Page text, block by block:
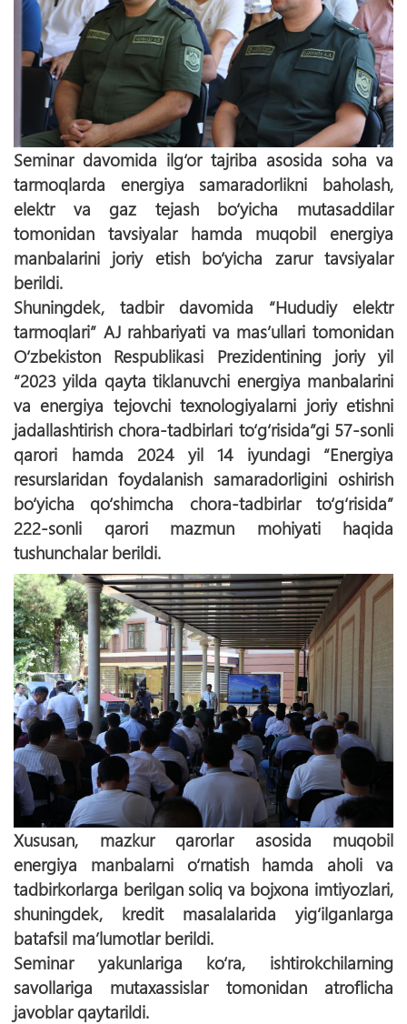
Seminar davomida ilg‘or tajriba asosida soha va
tarmoqlarda energiya samaradorlikni baholash,
elektr va gaz tejash bо‘yicha mutasaddilar
tomonidan tavsiyalar hamda muqobil energiya
manbalarini joriy etish bо‘yicha zarur tavsiyalar
berildi.
Shuningdek, tadbir davomida “Hududiy elektr
tarmoqlari” AJ rahbariyati va mas’ullari tomonidan
О‘zbekiston Respublikasi Prezidentining joriy yil
“2023 yilda qayta tiklanuvchi energiya manbalarini
va energiya tejovchi texnologiyalarni joriy etishni
jadallashtirish chora-tadbirlari tо‘g‘risida”gi 57-sonli
qarori hamda 2024 yil 14 iyundagi “Energiya
resurslaridan foydalanish samaradorligini oshirish
bо‘yicha qо‘shimcha chora-tadbirlar tо‘g‘risida”
222-sonli qarori mazmun mohiyati haqida
tushunchalar berildi.
Xususan, mazkur qarorlar asosida muqobil
energiya manbalarni о‘rnatish hamda aholi va
tadbirkorlarga berilgan soliq va bojxona imtiyozlari,
shuningdek, kredit masalalarida yig‘ilganlarga
batafsil ma’lumotlar berildi.
Seminar yakunlariga kо‘ra, ishtirokchilarning
savollariga mutaxassislar tomonidan atroflicha
javoblar qaytarildi.